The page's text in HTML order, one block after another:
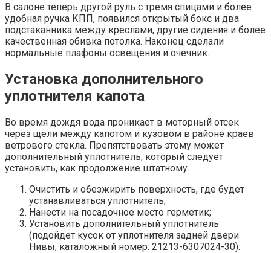
В салоне теперь другой руль с тремя спицами и более
удобная ручка КПП, появился открытый бокс и два
подстаканника между креслами, другие сидения и более
качественная обивка потолка. Наконец сделали
нормальные плафоны освещения и очечник.
Установка дополнительного
уплотнителя капота
Во время дождя вода проникает в моторный отсек
через щели между капотом и кузовом в районе краев
ветрового стекла. Препятствовать этому может
дополнительный уплотнитель, который следует
установить, как продолжение штатному.
Очистить и обезжирить поверхность, где будет
устанавливаться уплотнитель;
Нанести на посадочное место герметик;
Установить дополнительный уплотнитель
(подойдет кусок от уплотнителя задней двери
Нивы, каталожный номер: 21213-6307024-30).